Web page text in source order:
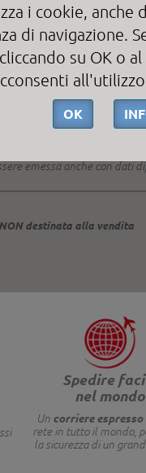
i cookie, anche
di navigazione.
su OK o
OK
emessa anche con dati
destinata alla vendita
Spedire
nel mondo
Un corriere espresso
rete in tutto il mondo,
la sicurezza di un